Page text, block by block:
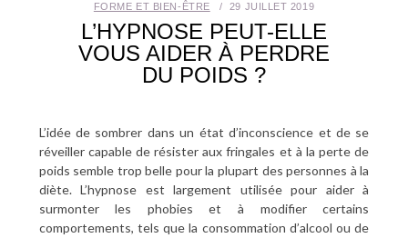
SANTÉ BUCCO-DENTAIRE
SEXUALITÉ
CONTACT
FORME ET BIEN-ÊTRE 29 JUILLET 2019
L’HYPNOSE PEUT-ELLE
VOUS AIDER À PERDRE
DU POIDS ?
L’idée de sombrer dans un état d’inconscience et de se
réveiller capable de résister aux fringales et à la perte de
poids semble trop belle pour la plupart des personnes à la
diète. L’hypnose est largement utilisée pour aider à
surmonter les phobies et à modifier certains
comportements, tels que la consommation d’alcool ou de